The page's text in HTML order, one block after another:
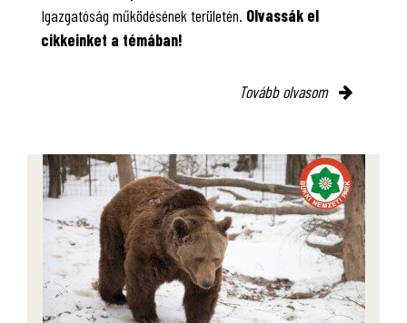
Igazgatóság működésének területén. Olvassák el
cikkeinket a témában!
Tovább olvasom